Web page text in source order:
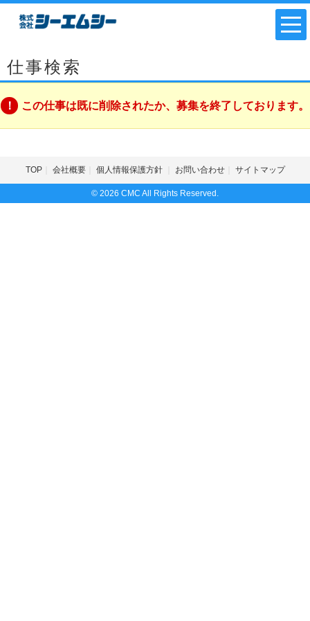
仕事検索
この仕事は既に削除されたか、募集を終了しております。
TOP 会社概要 個人情報保護方針 お問い合わせ サイトマップ
© 2026 CMC All Rights Reserved.